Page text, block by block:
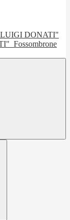
Fossombrone